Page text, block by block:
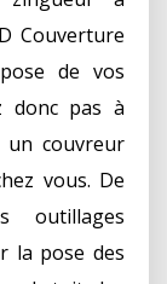
Couverture
de vos
donc pas à
un couvreur
vous. De
outillages
la pose des